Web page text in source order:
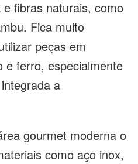
fibras naturais, como
Fica muito
peças em
e ferro, especialmente
a
gourmet moderna o
como aço inox,